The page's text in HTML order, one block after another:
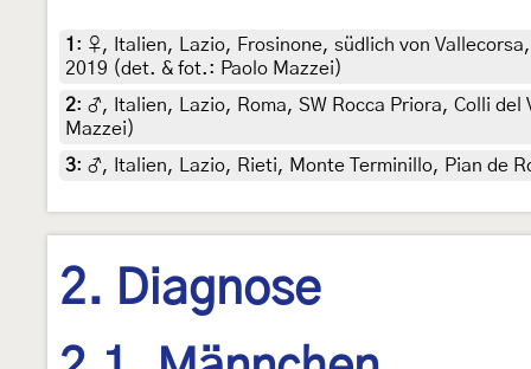
1 : ♀, Italien, Lazio, Frosinone, südlich von
2019 (det. & fot.: Paolo Mazzei)
2: ♂, Italien, Lazio, Roma, SW Rocca Priora, Colli
Mazzei)
3: ♂, Italien, Lazio, Rieti, Monte Terminillo, Pian de
2. Diagnose